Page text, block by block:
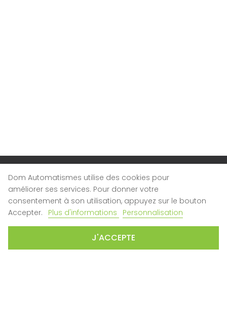
LA SOCIÉTÉ
Qui sommes-nous ?
Nous contacter
Nos magasins
SERVICE CLIENT
Dom Automatismes utilise des cookies pour
améliorer ses services. Pour donner votre
consentement à son utilisation, appuyez sur le bouton
Accepter.
Plus d'informations Personnalisation
J'ACCEPTE